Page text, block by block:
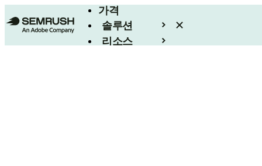
가격
솔루션
리소스